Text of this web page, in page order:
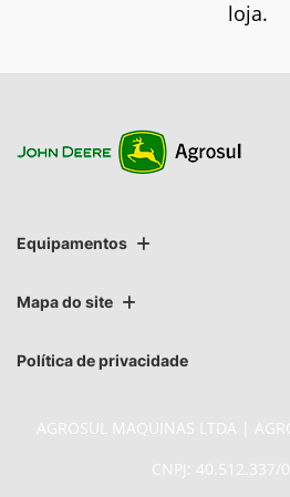
loja.
Equipamentos
Mapa do site
Política de privacidade
AGROSUL MAQUINAS LTDA |
CNPJ: 40.512.337/